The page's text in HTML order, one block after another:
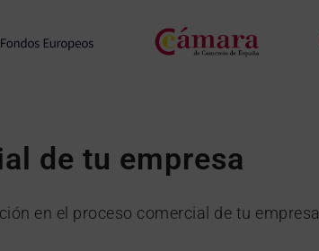
de tu empresa
en el proceso comercial de tu empresa.